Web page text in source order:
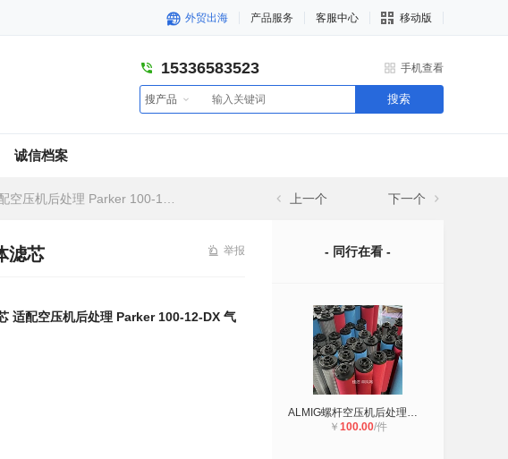
外贸出海 产品服务 客服中心 移动版
15336583523 手机查看
搜产品 搜索
诚信档案
处理 Parker 100-12-DX 气体滤芯 上一个 下一个
滤芯 举报
适配空压机后处理 Parker 100-12-DX 气
- 同行在看 -
ALMIG螺杆空压机后处理精密滤芯AF057
￥ 100.00/件